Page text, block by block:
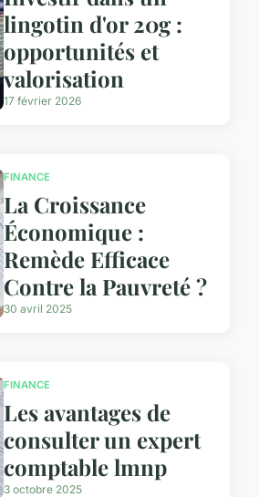
lingotin d'or 20g :
opportunités et
valorisation
17 février 2026
FINANCE
La Croissance
Économique :
Remède Efficace
Contre la Pauvreté ?
30 avril 2025
FINANCE
Les avantages de
consulter un expert
comptable lmnp
3 octobre 2025